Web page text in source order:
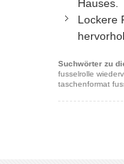
Hauses.
Lockere
Suchwörter zu
fusselrolle
taschenformat